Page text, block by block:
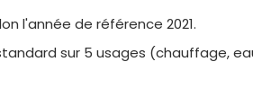
l'année de référence 2021.
sur 5 usages (chauffage,